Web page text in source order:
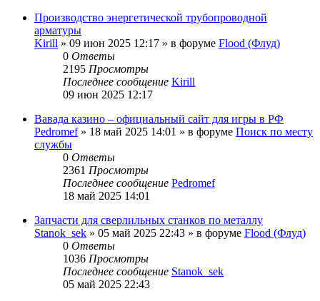
Производство энергетической трубопроводной
арматуры
Kirill » 09 июн 2025 12:17 » в форуме Flood (Флуд)
0 Ответы
2195 Просмотры
Последнее сообщение Kirill
09 июн 2025 12:17
Вавада казино – официальный сайт для игры в РФ
Pedromef» 18 май 2025 14:01 » в форуме Поиск по месту
службы
0 Ответы
2361 Просмотры
Последнее сообщение Pedromef
18 май 2025 14:01
Запчасти для сверлильных станков по металлу
Stanok_sek » 05 май 2025 22:43 » в форуме Flood (Флуд)
0 Ответы
1036 Просмотры
Последнее сообщение Stanok_sek
05 май 2025 22:43